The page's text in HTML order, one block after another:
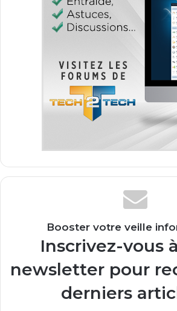
Booster votre veille
Inscrivez-vous
newsletter pour
derniers